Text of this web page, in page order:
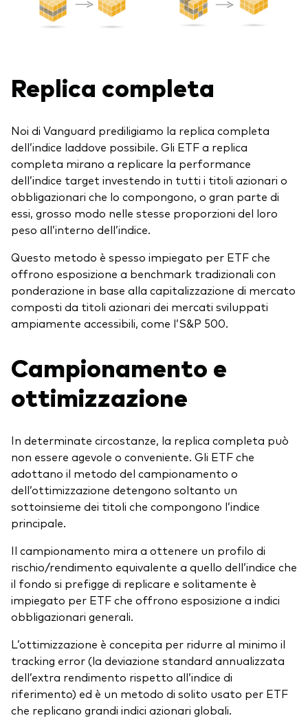
Replica completa
Noi di Vanguard prediligiamo la replica completa
dell’indice laddove possibile. Gli ETF a replica
completa mirano a replicare la performance
dell’indice target investendo in tutti i titoli azionari o
obbligazionari che lo compongono, o gran parte di
essi, grosso modo nelle stesse proporzioni del loro
peso all’interno dell’indice.
Questo metodo è spesso impiegato per ETF che
offrono esposizione a benchmark tradizionali con
ponderazione in base alla capitalizzazione di mercato
composti da titoli azionari dei mercati sviluppati
ampiamente accessibili, come l’S&P 500.
Campionamento e
ottimizzazione
In determinate circostanze, la replica completa può
non essere agevole o conveniente. Gli ETF che
adottano il metodo del campionamento o
dell’ottimizzazione detengono soltanto un
sottoinsieme dei titoli che compongono l’indice
principale.
Il campionamento mira a ottenere un profilo di
rischio/rendimento equivalente a quello dell’indice che
il fondo si prefigge di replicare e solitamente è
impiegato per ETF che offrono esposizione a indici
obbligazionari generali.
L’ottimizzazione è concepita per ridurre al minimo il
tracking error (la deviazione standard annualizzata
dell’extra rendimento rispetto all’indice di
riferimento) ed è un metodo di solito usato per ETF
che replicano grandi indici azionari globali.